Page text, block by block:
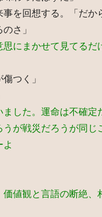
を回想する。「だ
さ」
にまかせて見てる
つく」
した。運命は不確
が戦災だろうが同じ
よ
値観と言語の断絶